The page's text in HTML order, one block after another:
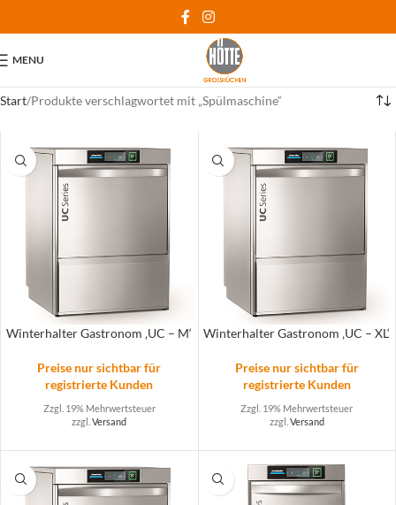
MENU
Start Produkte verschlagwortet mit „Spülmaschine“
Winterhalter Gastronom ‚UC – M‘
Preise nur sichtbar für
registrierte Kunden
Zzgl. 19% Mehrwertsteuer
zzgl.Versand
Winterhalter Gastronom ‚UC – XL‘
Preise nur sichtbar für
registrierte Kunden
Zzgl. 19% Mehrwertsteuer
zzgl. Versand